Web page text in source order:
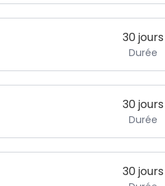
30 jours
Durée
30 jours
Durée
30 jours